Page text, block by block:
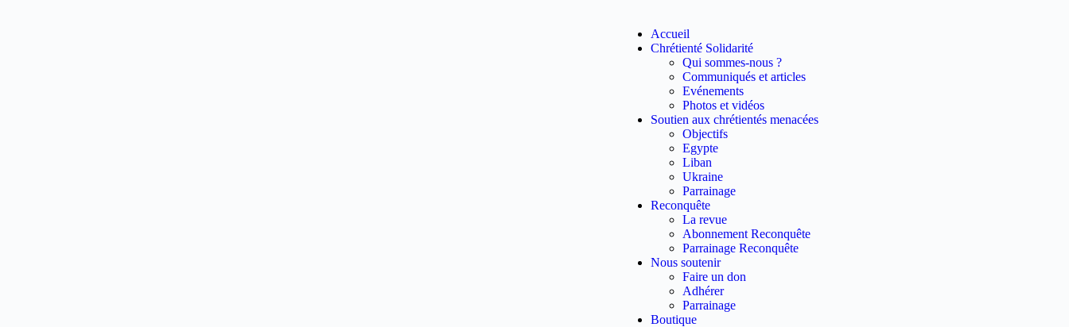
Accueil
Chrétienté Solidarité
Qui sommes-nous ?
Communiqués et articles
Evénements
Photos et vidéos
Soutien aux chrétientés menacées
Objectifs
Egypte
Liban
Ukraine
Parrainage
Reconquête
La revue
Abonnement Reconquête
Parrainage Reconquête
Nous soutenir
Faire un don
Adhérer
Parrainage
Boutique